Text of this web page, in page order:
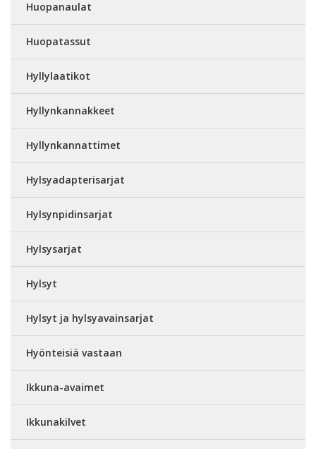
Huopanaulat
Huopatassut
Hyllylaatikot
Hyllynkannakkeet
Hyllynkannattimet
Hylsyadapterisarjat
Hylsynpidinsarjat
Hylsysarjat
Hylsyt
Hylsyt ja hylsyavainsarjat
Hyönteisiä vastaan
Ikkuna-avaimet
Ikkunakilvet